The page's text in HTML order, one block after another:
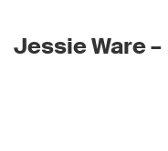
Jessie Ware –